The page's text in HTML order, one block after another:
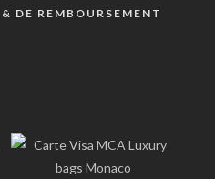
DE REMBOURSEMENT